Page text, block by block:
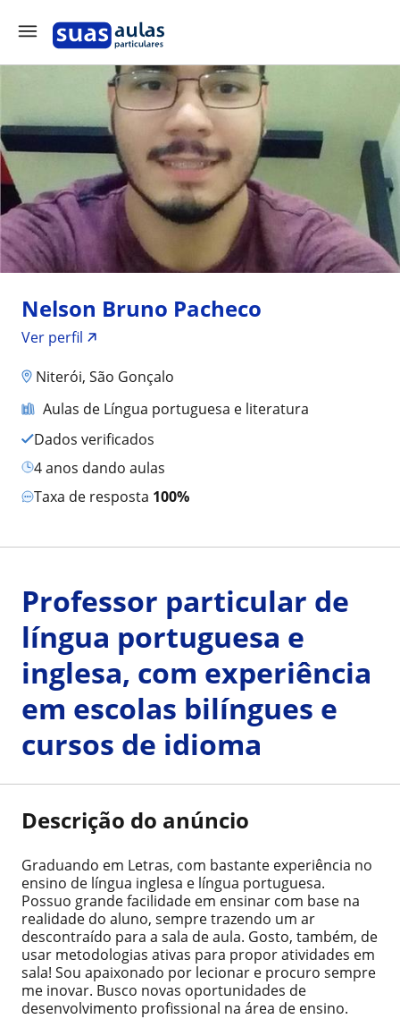
Nelson Bruno Pacheco
Ver perfil
Niterói, São Gonçalo
Aulas de Língua portuguesa e literatura
Dados verificados
4 anos dando aulas
Taxa de resposta 100%
Professor particular de
língua portuguesa e
inglesa, com experiência
em escolas bilíngues e
cursos de idioma
Descrição do anúncio
Graduando em Letras, com bastante experiência no
ensino de língua inglesa e língua portuguesa.
Possuo grande facilidade em ensinar com base na
realidade do aluno, sempre trazendo um ar
descontraído para a sala de aula. Gosto, também, de
usar metodologias ativas para propor atividades em
sala! Sou apaixonado por lecionar e procuro sempre
me inovar. Busco novas oportunidades de
desenvolvimento profissional na área de ensino.